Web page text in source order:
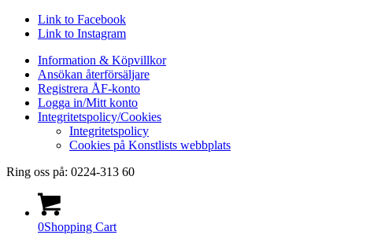
Link to Facebook
Link to Instagram
Information & Köpvillkor
Ansökan återförsäljare
Registrera ÅF-konto
Logga in/Mitt konto
Integritetspolicy/Cookies
Integritetspolicy
Cookies på Konstlists webbplats
Ring oss på: 0224-313 60
0Shopping Cart